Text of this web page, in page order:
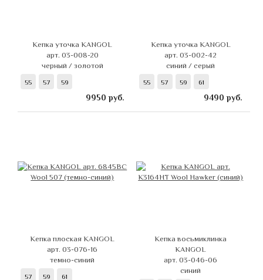
Кепка уточка KANGOL
арт. 03-008-20
черный / золотой
55 57 59
9950 руб.
Кепка уточка KANGOL
арт. 03-002-42
синий / серый
55 57 59 61
9490 руб.
Кепка плоская KANGOL
арт. 03-076-16
темно-синий
57 59 61
Кепка восьмиклинка
KANGOL
арт. 03-046-06
синий